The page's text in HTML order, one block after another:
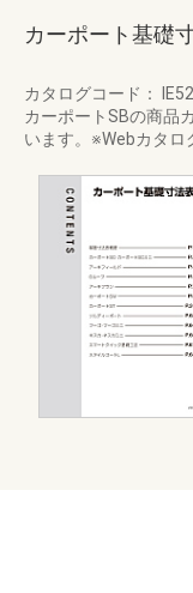
カーポート基礎
カタログコード：
カーポートSBの商品
います。※Webカタロ